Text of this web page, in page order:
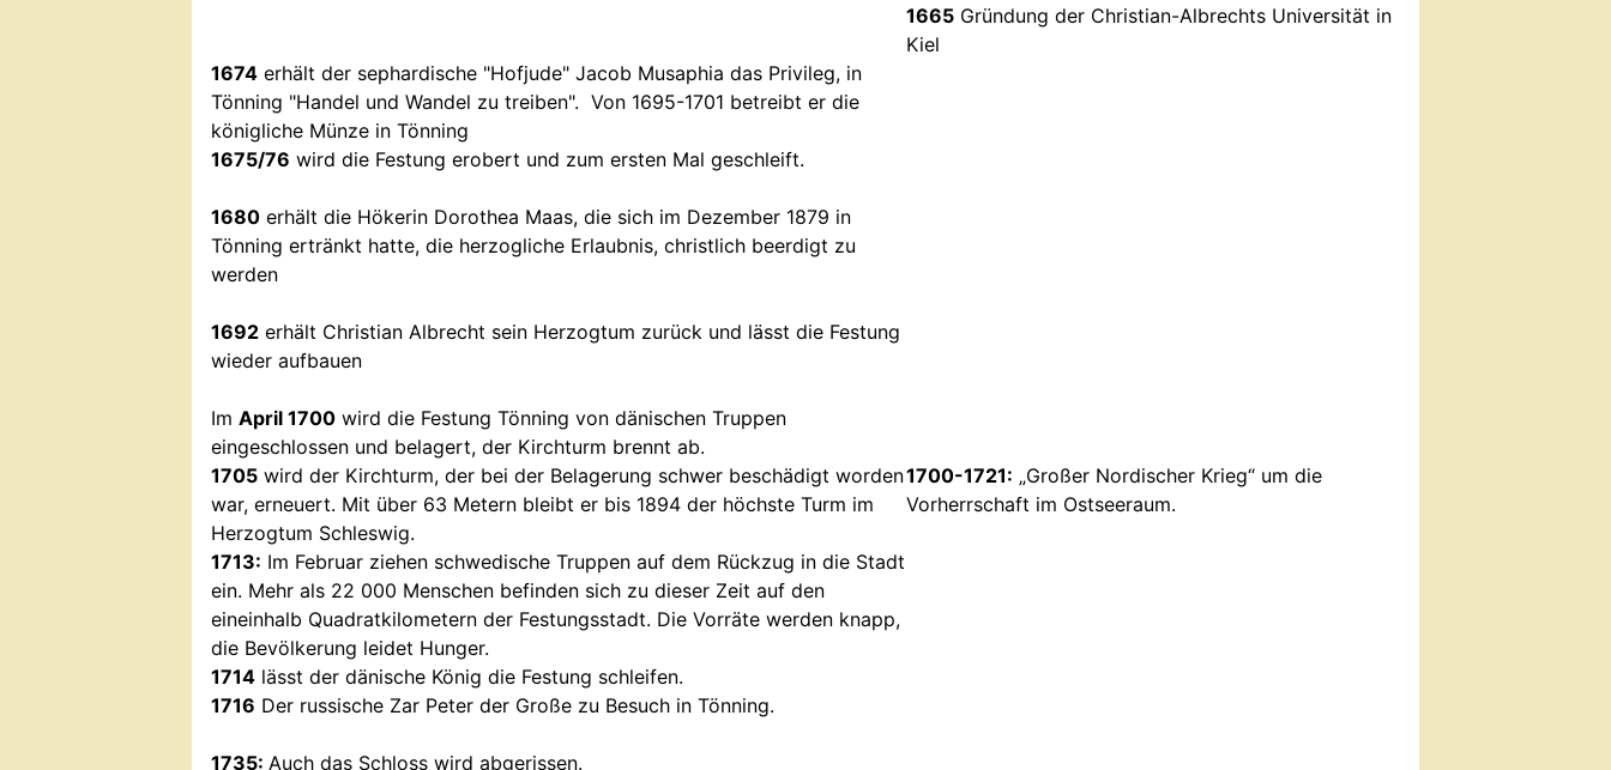
1674 erhält der sephardische "Hofjude" Jacob Musaphia das Privileg, in
Tönning "Handel und Wandel zu treiben". Von 1695-1701 betreibt er die
königliche Münze in Tönning
1675/76 wird die Festung erobert und zum ersten Mal geschleift.
1680 erhält die Hökerin Dorothea Maas, die sich im Dezember 1879 in
Tönning ertränkt hatte, die herzogliche Erlaubnis, christlich beerdigt zu
werden
1692 erhält Christian Albrecht sein Herzogtum zurück und lässt die Festung
wieder aufbauen
Im April 1700 wird die Festung Tönning von dänischen Truppen
eingeschlossen und belagert, der Kirchturm brennt ab.
1705 wird der Kirchturm, der bei der Belagerung schwer beschädigt worden
war, erneuert. Mit über 63 Metern bleibt er bis 1894 der höchste Turm im
Herzogtum Schleswig.
1713: Im Februar ziehen schwedische Truppen auf dem Rückzug in die Stadt
ein. Mehr als 22 000 Menschen befinden sich zu dieser Zeit auf den
eineinhalb Quadratkilometern der Festungsstadt. Die Vorräte werden knapp,
die Bevölkerung leidet Hunger.
1714 lässt der dänische König die Festung schleifen.
1716 Der russische Zar Peter der Große zu Besuch in Tönning.
1735: Auch das Schloss wird abgerissen.
1665 Gründung der Christian-Albrechts Universität in
Kiel
1700-1721: „Großer Nordischer Krieg“ um die
Vorherrschaft im Ostseeraum.